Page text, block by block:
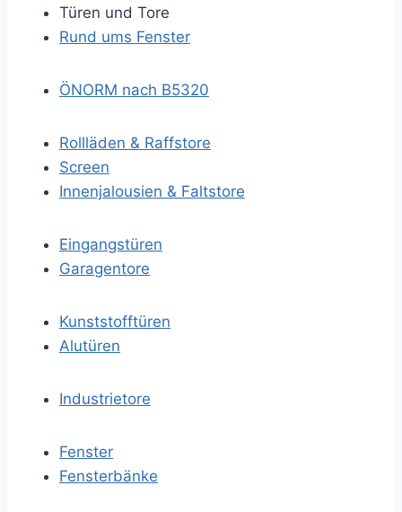
Türen und Tore
Rund ums Fenster
ÖNORM nach B5320
Rollläden & Raffstore
Screen
Innenjalousien & Faltstore
Eingangstüren
Garagentore
Kunststofftüren
Alutüren
Industrietore
Fenster
Fensterbänke